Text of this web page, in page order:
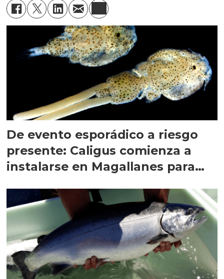
De evento esporádico a riesgo
presente: Caligus comienza a
instalarse en Magallanes para